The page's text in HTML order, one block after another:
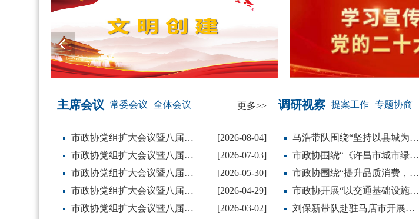
主席会议 更多>>
市政协党组扩大会议暨八届六十二次主席会议召开 刘保新主持并讲话
[2026-08-04]
市政协党组扩大会议暨八届六十一次主席会议召开 刘保新主持并讲话
[2026-07-03]
市政协党组扩大会议暨八届五十八次主席会议召开 刘保新主持并讲话
[2026-05-30]
市政协党组扩大会议暨八届五十七次主席会议召开 刘保新主持并讲话
[2026-04-29]
市政协党组扩大会议暨八届五十四次主席会议召开 刘保新主持并讲话
[2026-03-02]
常委会议 全体会议 调研视察
马浩带队围绕“坚持以县城为载体的城镇化建设，推动城乡融合高质量发展”开展专题调研
市政协围绕“《许昌市城市绿化条例实施细则》实施情况”开展专题视察 刘保新带队
市政协围绕“提升品质消费，打牢‘幸福莲城’基础”开展调研
市政协开展“以交通基础设施互联互通融入服务全国统一大市场”专题调研
刘保新带队赴驻马店市开展幸福城市建设专题考察
提案工作 专题协商